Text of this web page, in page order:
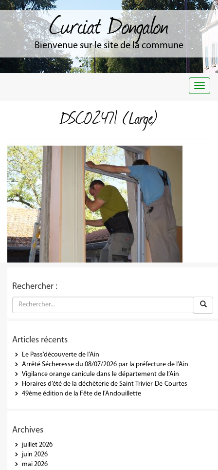
Curciat Dongalon
Bienvenue sur le site de la commune
DSC02471 (Large)
Rechercher :
Articles récents
Le Pass’découverte de l’Ain
Arrêté Sécheresse du 08/07/2026 par la préfecture de l’Ain
Vigilance orange canicule dans le département de l’Ain
Horaires d’été de la déchèterie de Saint-Trivier-De-Courtes
49ème édition de la Fête de l’Andouillette
Archives
juillet 2026
juin 2026
mai 2026